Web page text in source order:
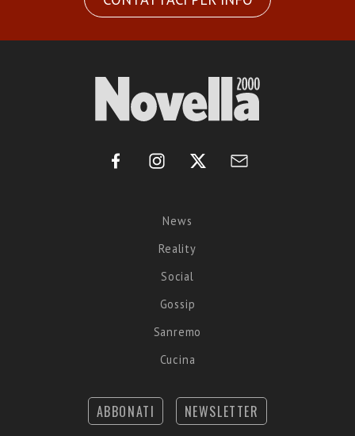
News
Reality
Social
Gossip
Sanremo
Cucina
ABBONATI NEWSLETTER